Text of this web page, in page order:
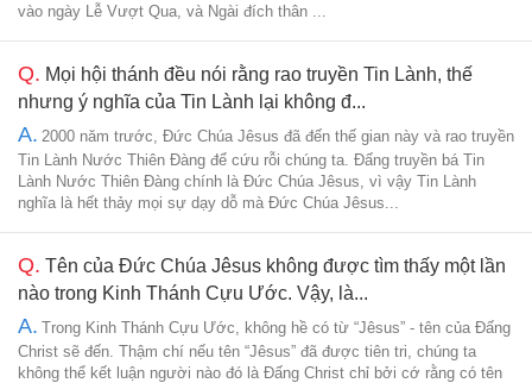
vào ngày Lễ Vượt Qua, và Ngài đích thân ...
Q. Mọi hội thánh đều nói rằng rao truyền Tin Lành, thế
nhưng ý nghĩa của Tin Lành lại không đ...
A. 2000 năm trước, Đức Chúa Jêsus đã đến thế gian này và rao truyền
Tin Lành Nước Thiên Đàng để cứu rỗi chúng ta. Đấng truyền bá Tin
Lành Nước Thiên Đàng chính là Đức Chúa Jêsus, vì vậy Tin Lành
nghĩa là hết thảy mọi sự dạy dỗ mà Đức Chúa Jêsus...
Q. Tên của Đức Chúa Jêsus không được tìm thấy một lần
nào trong Kinh Thánh Cựu Ước. Vậy, là...
A. Trong Kinh Thánh Cựu Ước, không hề có từ “Jêsus” - tên của Đấng
Christ sẽ đến. Thậm chí nếu tên “Jêsus” đã được tiên tri, chúng ta
không thể kết luận người nào đó là Đấng Christ chỉ bởi cớ rằng có tên